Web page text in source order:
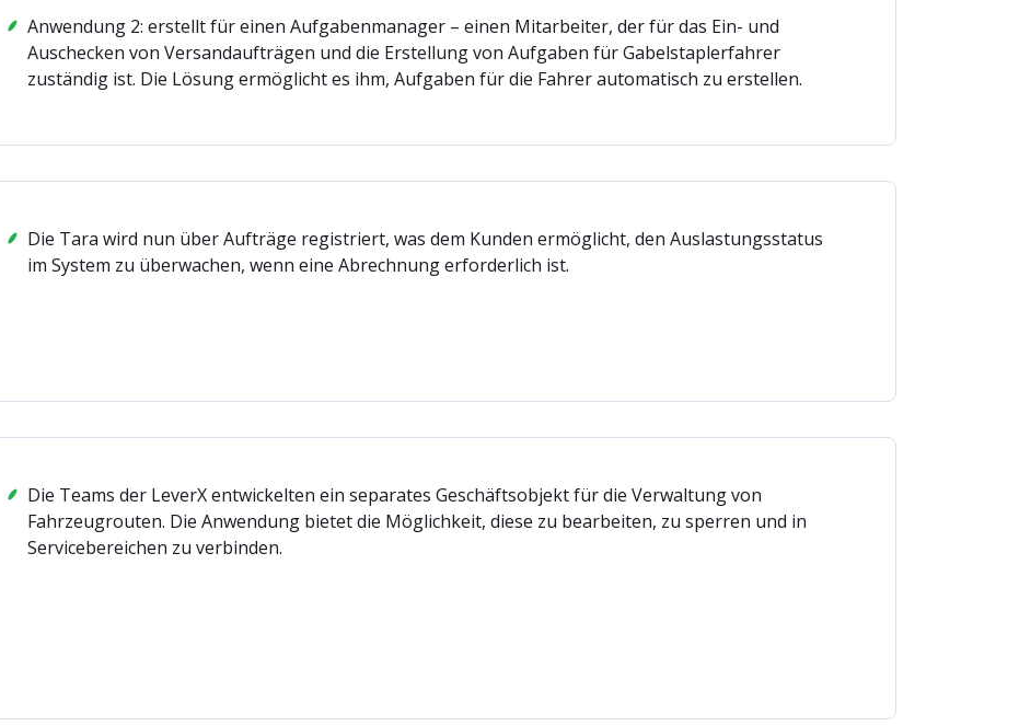
Anwendung 2: erstellt für einen Aufgabenmanager – einen Mitarbeiter, der für das Ein- und
Auschecken von Versandaufträgen und die Erstellung von Aufgaben für Gabelstaplerfahrer
zuständig ist. Die Lösung ermöglicht es ihm, Aufgaben für die Fahrer automatisch zu erstellen.
Die Tara wird nun über Aufträge registriert, was dem Kunden ermöglicht, den Auslastungsstatus
im System zu überwachen, wenn eine Abrechnung erforderlich ist.
Die Teams der LeverX entwickelten ein separates Geschäftsobjekt für die Verwaltung von
Fahrzeugrouten. Die Anwendung bietet die Möglichkeit, diese zu bearbeiten, zu sperren und in
Servicebereichen zu verbinden.